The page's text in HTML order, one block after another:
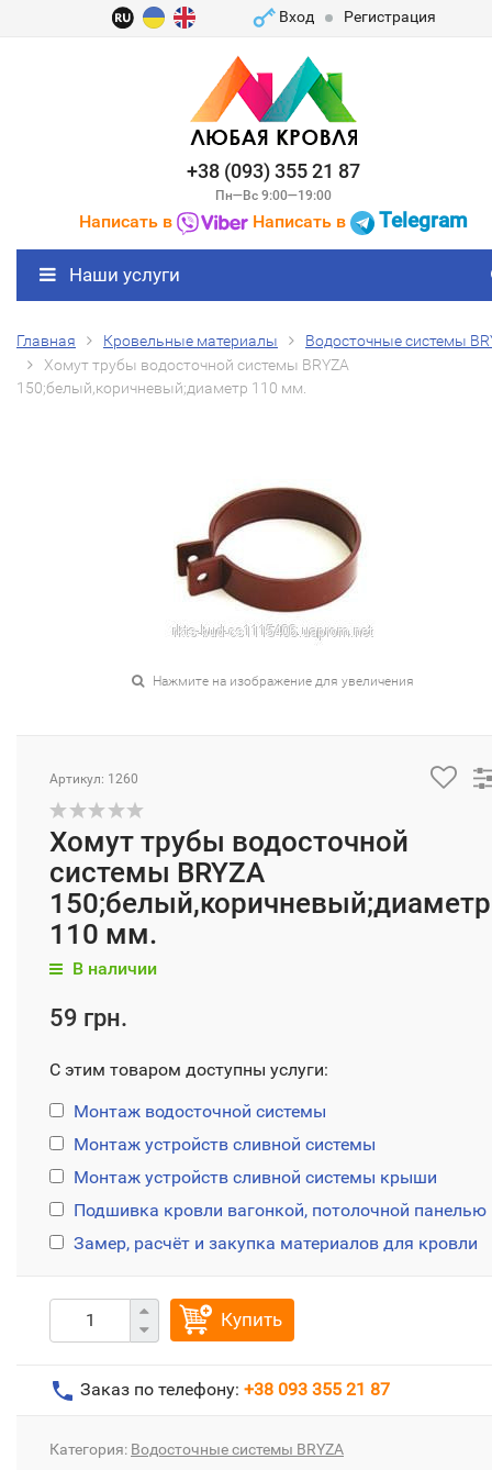
Вход Регистрация
+38 (093) 355 21 87
Пн—Вс 9:00—19:00
Написать в Написать в Telegram
Наши услуги
Главная Кровельные материалы
Водосточные системы
Хомут трубы водосточной системы BRYZA
150;белый,коричневый;диаметр 110 мм.
Нажмите на изображение для увеличения
Артикул: 1260
Хомут трубы водосточной
системы BRYZA
150;белый,коричневый;диаметр
110 мм.
В наличии
59 грн.
С этим товаром доступны услуги:
Монтаж водосточной системы
Монтаж устройств сливной системы
Монтаж устройств сливной системы крыши
Подшивка кровли вагонкой, потолочной панелью
Замер, расчёт и закупка материалов для кровли
Купить
Заказ по телефону: +38 093 355 21 87
Категория: Водосточные системы BRYZA